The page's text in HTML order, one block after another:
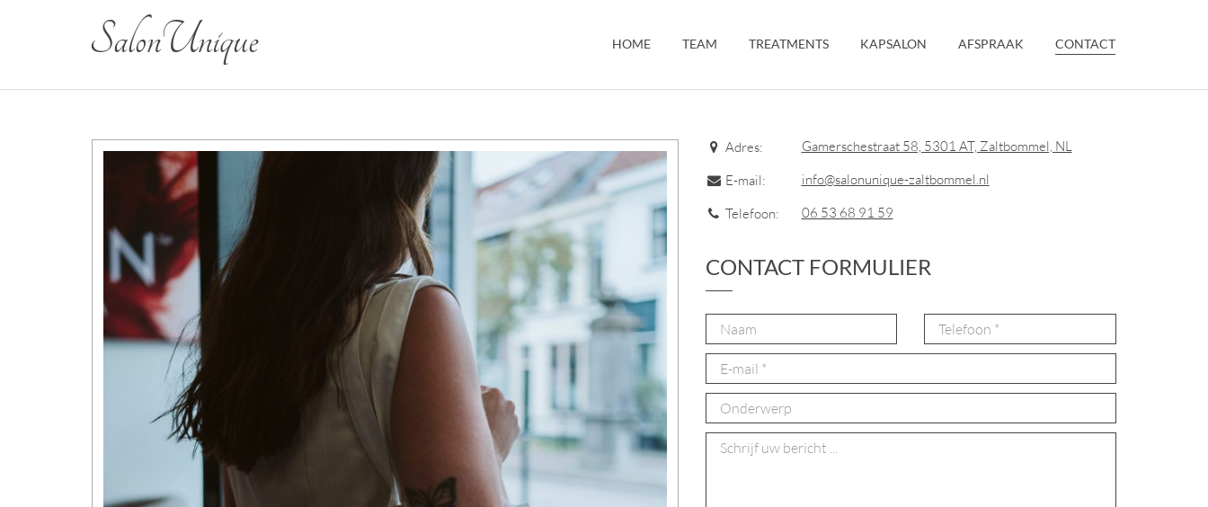
Salon Unique HOME TEAM TREATMENTS KAPSALON AFSPRAAK CONTACT
Adres:
Gamerschestraat 58, 5301 AT, Zaltbommel, NL
E-mail:
info@salonunique-zaltbommel.nl
Telefoon:
06 53 68 91 59
CONTACT FORMULIER